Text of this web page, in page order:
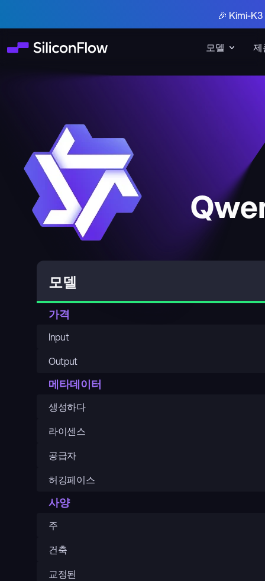
모델 제
🎉 Kimi-
모델
가격
Input
Output
메타데이터
생성하다
라이센스
공급자
허깅페이스
사양
주
건축
교정된